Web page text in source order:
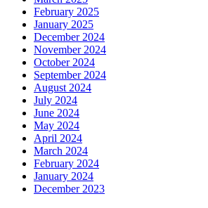
February 2025
January 2025
December 2024
November 2024
October 2024
September 2024
August 2024
July 2024
June 2024
May 2024
April 2024
March 2024
February 2024
January 2024
December 2023